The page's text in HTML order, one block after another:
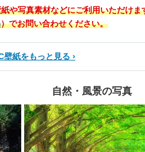
や写真素材などにご利用いただけ
）でお問い合わせください。
壁紙をもっと見る
自然・風景の写真